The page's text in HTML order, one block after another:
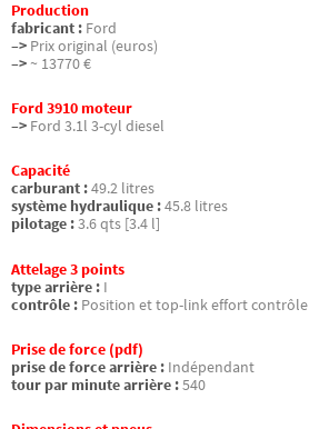
Production
fabricant : Ford
–> Prix original (euros)
–> ~ 13770 €
Ford 3910 moteur
–> Ford 3.1l 3-cyl diesel
Capacité
carburant :49.2 litres
système hydraulique :45.8 litres
pilotage :3.6 qts [3.4 l]
Attelage 3 points
type arrière : I
contrôle : Position et top-link effort contrôle
Prise de force (pdf)
prise de force arrière : Indépendant
tour par minute arrière :540